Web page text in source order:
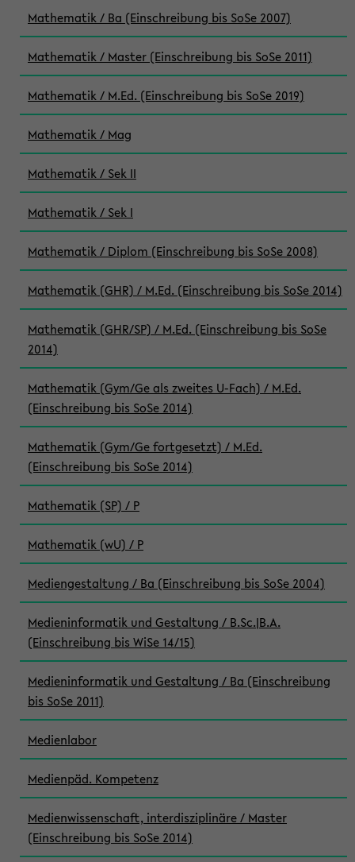
Mathematik / Ba (Einschreibung bis SoSe 2007)
Mathematik / Master (Einschreibung bis SoSe 2011)
Mathematik / M.Ed. (Einschreibung bis SoSe 2019)
Mathematik / Mag
Mathematik / Sek II
Mathematik / Sek I
Mathematik / Diplom (Einschreibung bis SoSe 2008)
Mathematik (GHR) / M.Ed. (Einschreibung bis SoSe 2014)
Mathematik (GHR/SP) / M.Ed. (Einschreibung bis SoSe
2014)
Mathematik (Gym/Ge als zweites U-Fach) / M.Ed.
(Einschreibung bis SoSe 2014)
Mathematik (Gym/Ge fortgesetzt) / M.Ed.
(Einschreibung bis SoSe 2014)
Mathematik (SP) / P
Mathematik (wU) / P
Mediengestaltung / Ba (Einschreibung bis SoSe 2004)
Medieninformatik und Gestaltung / B.Sc.|B.A.
(Einschreibung bis WiSe 14/15)
Medieninformatik und Gestaltung / Ba (Einschreibung
bis SoSe 2011)
Medienlabor
Medienpäd. Kompetenz
Medienwissenschaft, interdisziplinäre / Master
(Einschreibung bis SoSe 2014)